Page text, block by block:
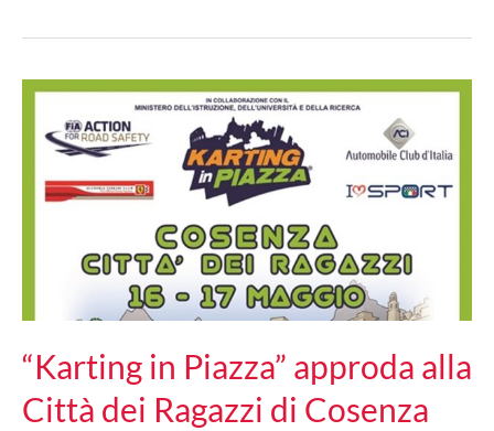
“Karting in Piazza” approda alla
Città dei Ragazzi di Cosenza